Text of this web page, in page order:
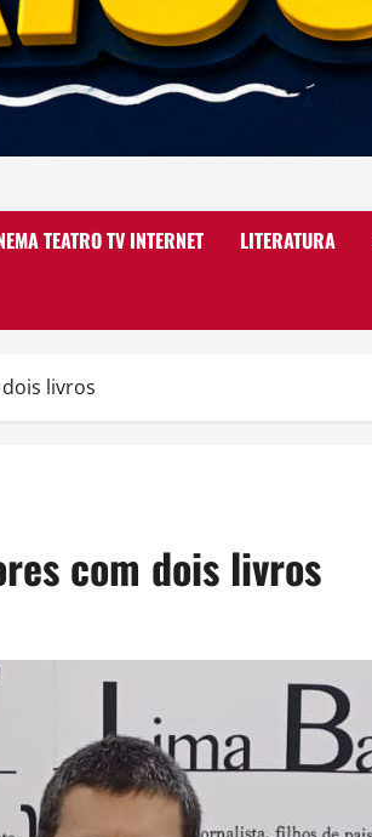
TEATRO TV INTERNET LITERATURA
livros
com dois livros